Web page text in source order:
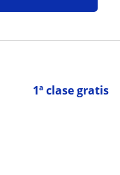
1ª clase gratis